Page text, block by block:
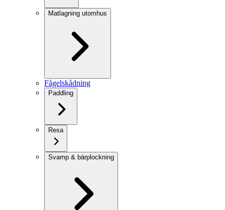
Matlagning utomhus
Fågelskådning
Paddling
Resa
Svamp & bärplockning